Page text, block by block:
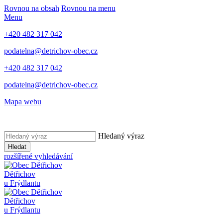
Rovnou na obsah Rovnou na menu
Menu
+420 482 317 042
podatelna@detrichov-obec.cz
+420 482 317 042
podatelna@detrichov-obec.cz
Mapa webu
Hledaný výraz
Hledat
rozšířené vyhledávání
Dětřichov
u Frýdlantu
Dětřichov
u Frýdlantu